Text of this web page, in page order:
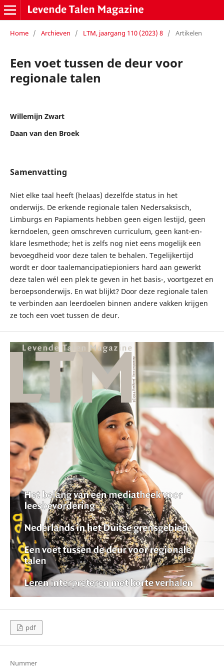
Home / Archieven / LTM, jaargang 110 (2023) 8 / Artikelen
Een voet tussen de deur voor
regionale talen
Willemijn Zwart
Daan van den Broek
Samenvatting
Niet elke taal heeft (helaas) dezelfde status in het
onderwijs. De erkende regionale talen Nedersaksisch,
Limburgs en Papiaments hebben geen eigen lestijd, geen
kerndoelen, geen omschreven curriculum, geen kant-en-
klare lesmethode; het is zelfs nog niet eens mogelijk een
bevoegdheid voor deze talen te behalen. Tegelijkertijd
wordt er door taalemancipatiepioniers hard aan gewerkt
deze talen wél een plek te geven in het basis-, voortgezet en
beroepsonderwijs. En wat blijkt? Door deze regionale talen
te verbinden aan leerdoelen binnen andere vakken krijgen
ze toch een voet tussen de deur.
pdf
Nummer